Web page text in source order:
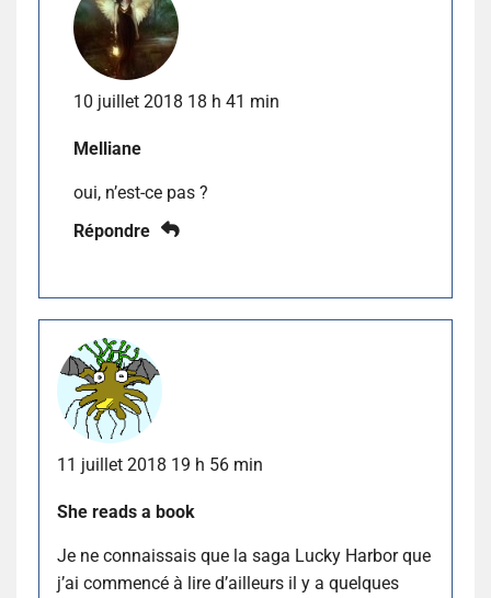
10 juillet 2018 18 h 41 min
Melliane
oui, n’est-ce pas ?
Répondre
11 juillet 2018 19 h 56 min
She reads a book
Je ne connaissais que la saga Lucky Harbor que
j’ai commencé à lire d’ailleurs il y a quelques